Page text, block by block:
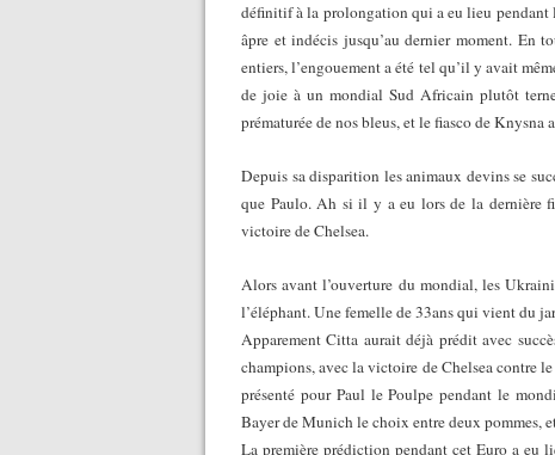
définitif à la prolongation qui a eu lieu pendant
âpre et indécis jusqu’au dernier moment. En
entiers, l’engouement a été tel qu’il y avait
de joie à un mondial Sud Africain plutôt
prématurée de nos bleus, et le fiasco de Knysna
Depuis sa disparition les animaux devins se
que Paulo. Ah si il y a eu lors de la dernière
victoire de Chelsea.
Alors avant l’ouverture du mondial, les
l’éléphant. Une femelle de 33ans qui vient du
Apparement Citta aurait déjà prédit avec
champions, avec la victoire de Chelsea contre
présenté pour Paul le Poulpe pendant le
Bayer de Munich le choix entre deux pommes,
La première prédiction pendant cet Euro a eu